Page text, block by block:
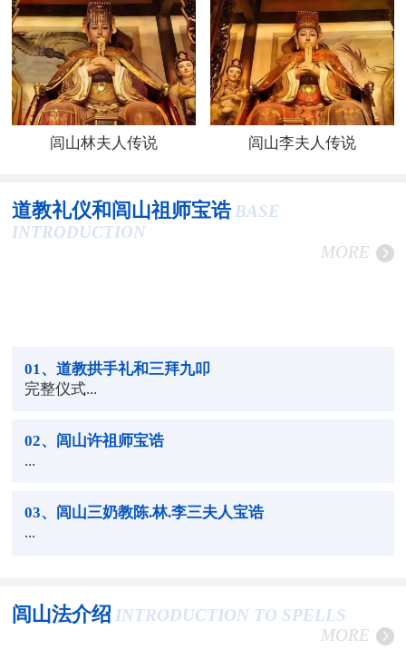
闾山林夫人传说 闾山李夫人传说
道教礼仪和闾山祖师宝诰 BASE
INTRODUCTION
MORE
01 、道教拱手礼和三拜九叩
完整仪式...
02、闾山许祖师宝诰
...
03、闾山三奶教陈.林.李三夫人宝诰
...
闾山法介绍 INTRODUCTION TO SPELLS
MORE